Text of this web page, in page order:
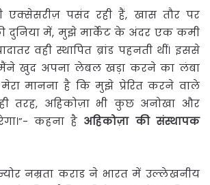
एक्सेसरीज़ पसंद रही हैं, खास तौर पर
दुनिया में, मुझे मार्केट के अंदर एक कमी
वही स्थापित ब्रांड पहनती थीं। इससे
मैंने खुद अपना लेबल खड़ा करने का लंबा
मानना ​​है कि मुझे प्रेरित करने वाले
ही तरह, अहिकोज़ा भी कुछ अनोखा और
कहना है अहिकोज़ा की संस्थापक
नम्रता कराड ने भारत में उल्लेखनीय